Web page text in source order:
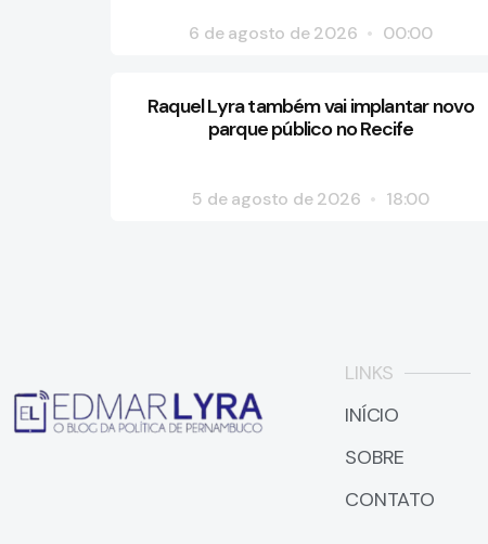
6 de agosto de 2026 00:00
Raquel Lyra também vai implantar novo
parque público no Recife
5 de agosto de 2026 18:00
LINKS
INÍCIO
SOBRE
CONTATO